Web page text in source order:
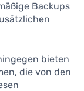
Backups
bieten
die von den